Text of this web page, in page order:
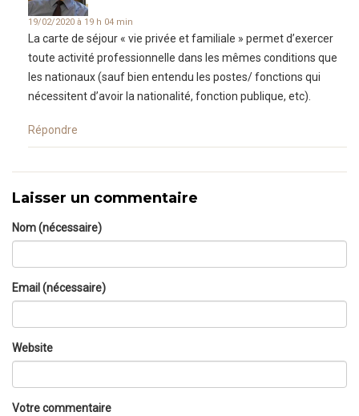
19/02/2020 à 19 h 04 min
La carte de séjour « vie privée et familiale » permet d’exercer
toute activité professionnelle dans les mêmes conditions que
les nationaux (sauf bien entendu les postes/ fonctions qui
nécessitent d’avoir la nationalité, fonction publique, etc).
Répondre
Laisser un commentaire
Nom (nécessaire)
Email (nécessaire)
Website
Votre commentaire